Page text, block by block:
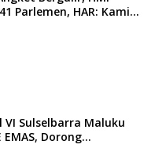
Parlemen, HAR: Kami
VI Sulselbarra Maluku
EMAS, Dorong